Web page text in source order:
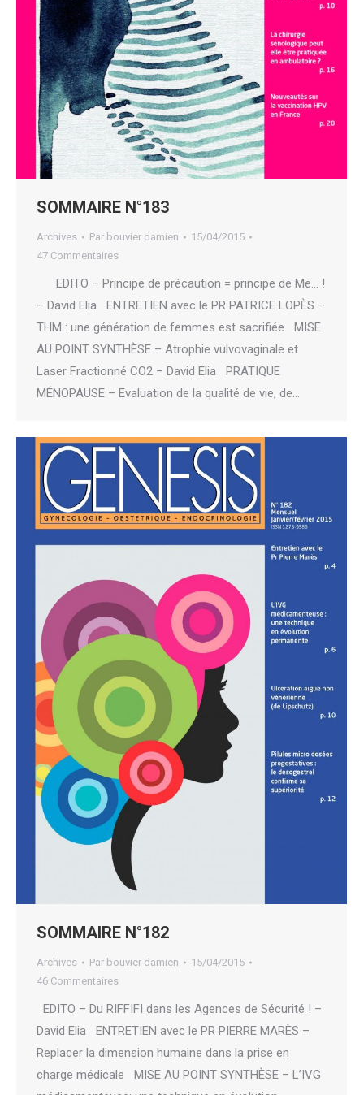
SOMMAIRE N°183
Archives Par bouvier damien
15/04/2015
47 Commentaires
EDITO – Principe de précaution = principe de Me… !
– David Elia ENTRETIEN avec le PR PATRICE LOPÈS –
THM : une génération de femmes est sacrifiée MISE
AU POINT SYNTHÈSE – Atrophie vulvovaginale et
Laser Fractionné CO2 – David Elia PRATIQUE
MÉNOPAUSE – Evaluation de la qualité de vie, de…
SOMMAIRE N°182
Archives Par bouvier damien
15/04/2015
46 Commentaires
EDITO – Du RIFFIFI dans les Agences de Sécurité ! –
David Elia ENTRETIEN avec le PR PIERRE MARÈS –
Replacer la dimension humaine dans la prise en
charge médicale MISE AU POINT SYNTHÈSE – L’IVG